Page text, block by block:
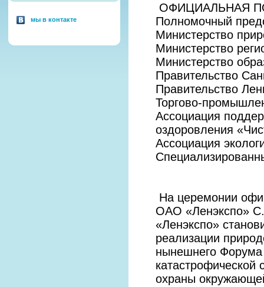
мы в контакте
ОФИЦИАЛЬНАЯ
Полномочный
Министерство
Министерство
Министерство
Правительство
Правительство
Торгово-
Ассоциация
оздоровления
Ассоциация
На церемонии
ОАО «Ленэкспо»
«Ленэкспо»
реализации
нынешнего Форума
охраны